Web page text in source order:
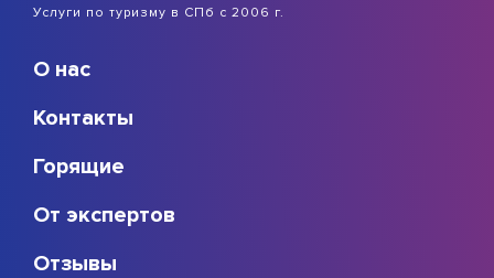
Услуги по туризму в СПб с 2006 г.
О нас
Контакты
Горящие
От экспертов
Отзывы